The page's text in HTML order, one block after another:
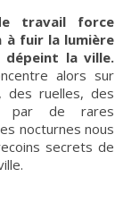
travail force
à fuir la lumière
la ville.
alors sur
des ruelles, des
par de rares
nocturnes nous
secrets de